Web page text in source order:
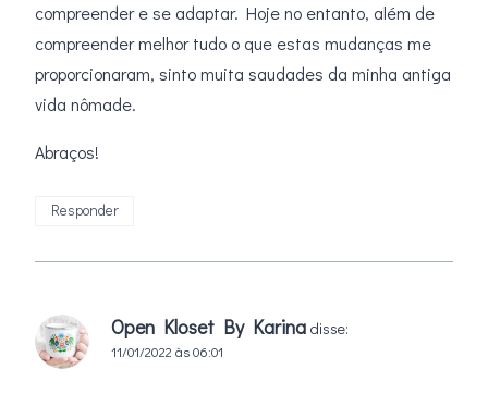
compreender e se adaptar. Hoje no entanto, além de
compreender melhor tudo o que estas mudanças me
proporcionaram, sinto muita saudades da minha antiga
vida nômade.
Abraços!
Responder
Open Kloset By Karina disse:
11/01/2022 às 06:01